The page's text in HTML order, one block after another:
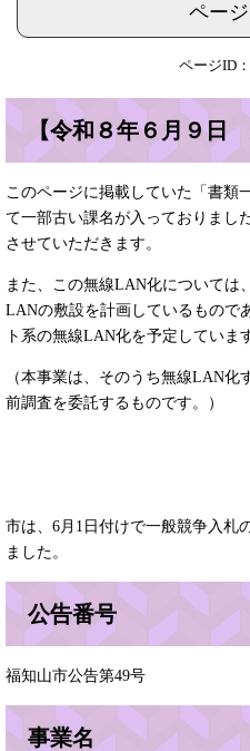
ペー
ページID
【令和８年６月９日
このページに掲載していた「書類
て一部古い課名が入っておりまし
させていただきます。
また、この無線LAN化については
LANの敷設を計画しているもので
ト系の無線LAN化を予定していま
（本事業は、そのうち無線LAN
前調査を委託するものです。）
市は、6月1日付けで一般競争入札
ました。
公告番号
福知山市公告第49号
事業名